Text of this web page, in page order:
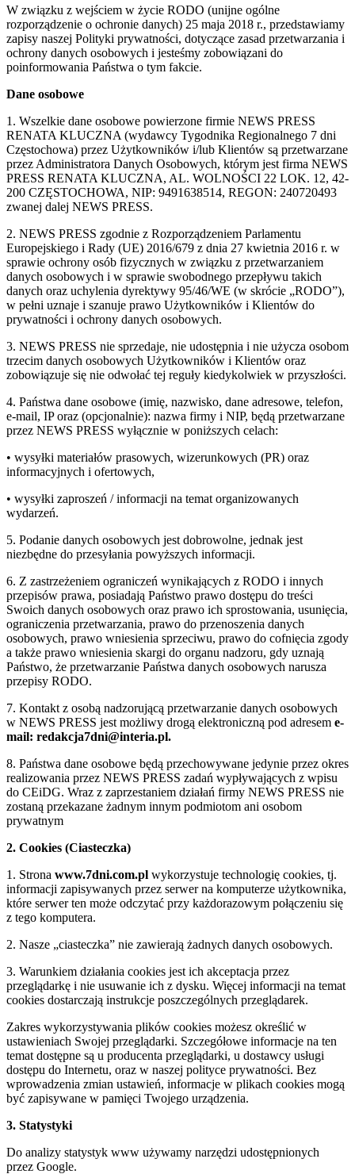
W związku z wejściem w życie RODO (unijne ogólne
rozporządzenie o ochronie danych) 25 maja 2018 r., przedstawiamy
zapisy naszej Polityki prywatności, dotyczące zasad przetwarzania i
ochrony danych osobowych i jesteśmy zobowiązani do
poinformowania Państwa o tym fakcie.
Dane osobowe
1. Wszelkie dane osobowe powierzone firmie NEWS PRESS
RENATA KLUCZNA (wydawcy Tygodnika Regionalnego 7 dni
Częstochowa) przez Użytkowników i/lub Klientów są przetwarzane
przez Administratora Danych Osobowych, którym jest firma NEWS
PRESS RENATA KLUCZNA, AL. WOLNOŚCI 22 LOK. 12, 42-
200 CZĘSTOCHOWA, NIP: 9491638514, REGON: 240720493
zwanej dalej NEWS PRESS.
2. NEWS PRESS zgodnie z Rozporządzeniem Parlamentu
Europejskiego i Rady (UE) 2016/679 z dnia 27 kwietnia 2016 r. w
sprawie ochrony osób fizycznych w związku z przetwarzaniem
danych osobowych i w sprawie swobodnego przepływu takich
danych oraz uchylenia dyrektywy 95/46/WE (w skrócie „RODO”),
w pełni uznaje i szanuje prawo Użytkowników i Klientów do
prywatności i ochrony danych osobowych.
3. NEWS PRESS nie sprzedaje, nie udostępnia i nie użycza osobom
trzecim danych osobowych Użytkowników i Klientów oraz
zobowiązuje się nie odwołać tej reguły kiedykolwiek w przyszłości.
4. Państwa dane osobowe (imię, nazwisko, dane adresowe, telefon,
e-mail, IP oraz (opcjonalnie): nazwa firmy i NIP, będą przetwarzane
przez NEWS PRESS wyłącznie w poniższych celach:
• wysyłki materiałów prasowych, wizerunkowych (PR) oraz
informacyjnych i ofertowych,
• wysyłki zaproszeń / informacji na temat organizowanych
wydarzeń.
5. Podanie danych osobowych jest dobrowolne, jednak jest
niezbędne do przesyłania powyższych informacji.
6. Z zastrzeżeniem ograniczeń wynikających z RODO i innych
przepisów prawa, posiadają Państwo prawo dostępu do treści
Swoich danych osobowych oraz prawo ich sprostowania, usunięcia,
ograniczenia przetwarzania, prawo do przenoszenia danych
osobowych, prawo wniesienia sprzeciwu, prawo do cofnięcia zgody
a także prawo wniesienia skargi do organu nadzoru, gdy uznają
Państwo, że przetwarzanie Państwa danych osobowych narusza
przepisy RODO.
7. Kontakt z osobą nadzorującą przetwarzanie danych osobowych
w NEWS PRESS jest możliwy drogą elektroniczną pod adresem e-
mail: redakcja7dni@interia.pl.
8. Państwa dane osobowe będą przechowywane jedynie przez okres
realizowania przez NEWS PRESS zadań wypływających z wpisu
do CEiDG. Wraz z zaprzestaniem działań firmy NEWS PRESS nie
zostaną przekazane żadnym innym podmiotom ani osobom
prywatnym
2. Cookies (Ciasteczka)
1. Strona www.7dni.com.pl wykorzystuje technologię cookies, tj.
informacji zapisywanych przez serwer na komputerze użytkownika,
które serwer ten może odczytać przy każdorazowym połączeniu się
z tego komputera.
2. Nasze „ciasteczka” nie zawierają żadnych danych osobowych.
3. Warunkiem działania cookies jest ich akceptacja przez
przeglądarkę i nie usuwanie ich z dysku. Więcej informacji na temat
cookies dostarczają instrukcje poszczególnych przeglądarek.
Zakres wykorzystywania plików cookies możesz określić w
ustawieniach Swojej przeglądarki. Szczegółowe informacje na ten
temat dostępne są u producenta przeglądarki, u dostawcy usługi
dostępu do Internetu, oraz w naszej polityce prywatności. Bez
wprowadzenia zmian ustawień, informacje w plikach cookies mogą
być zapisywane w pamięci Twojego urządzenia.
3. Statystyki
Do analizy statystyk www używamy narzędzi udostępnionych
przez Google.